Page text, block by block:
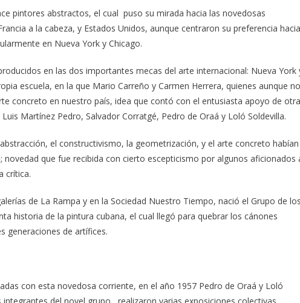
pintores abstractos, el cual puso su mirada hacia las novedosas
a la cabeza, y Estados Unidos, aunque centraron su preferencia hacia
en Nueva York y Chicago.
en las dos importantes mecas del arte internacional: Nueva York
escuela, en la que Mario Carreño y Carmen Herrera, quienes aunque no
concreto en nuestro país, idea que contó con el entusiasta apoyo de
Martínez Pedro, Salvador Corratgé, Pedro de Oraá y Loló Soldevilla.
el constructivismo, la geometrización, y el arte concreto habían
que fue recibida con cierto escepticismo por algunos aficionados
crítica.
de La Rampa y en la Sociedad Nuestro Tiempo, nació el Grupo de
historia de la pintura cubana, el cual llegó para quebrar los cánones
generaciones de artífices.
con esta novedosa corriente, en el año 1957 Pedro de Oraá y Loló